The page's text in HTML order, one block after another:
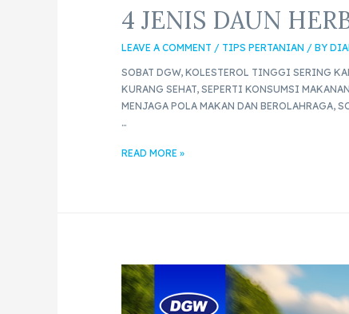
4 JENIS DAUN
LEAVE A COMMENT / TIPS PERTANIAN / BY
SOBAT DGW, KOLESTEROL TINGGI SERING
KURANG SEHAT, SEPERTI KONSUMSI
MENJAGA POLA MAKAN DAN BEROLAHRAGA,
…
READ MORE »